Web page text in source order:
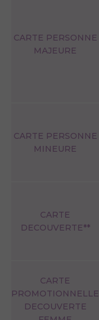
CARTE PERSONNE
MAJEURE
CARTE PERSONNE
MINEURE
CARTE
DECOUVERTE**
CARTE
PROMOTIONNELLE
DECOUVERTE